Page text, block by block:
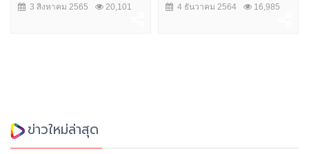
3 สิงหาคม 2565 20,101 4 ธันวาคม 2564 16,985
ข่าวใหม่ล่าสุด